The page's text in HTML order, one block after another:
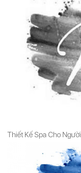
Thiết Kế Spa Cho